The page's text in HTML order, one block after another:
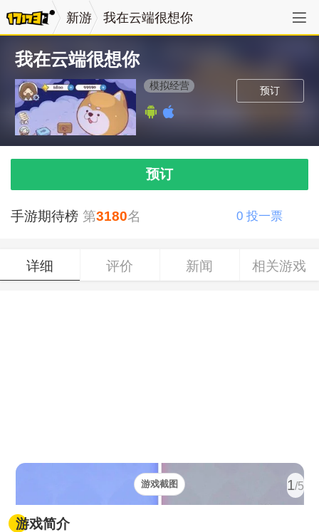
新游 我在云端很想你
我在云端很想你
预订
模拟经营
预订
手游期待榜 第3180名 0 投一票
详细 评价 新闻 相关游戏
1/5
游戏截图
游戏简介